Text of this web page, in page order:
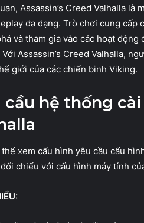
Assassin’s Creed Valhalla
đa dạng. Trò chơi cung
và tham gia vào các hoạt
Với Assassin’s Creed Valhalla,
giới của các chiến binh Viking.
cầu hệ thống cài
thể xem cấu hình yêu cầu cấu
chiếu với cấu hình máy tính